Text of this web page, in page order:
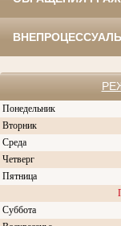
Понедельник
Вторник
Среда
Четверг
Пятница
Суббота